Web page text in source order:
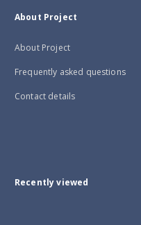
About Project
About Project
Frequently asked questions
Contact details
Recently viewed